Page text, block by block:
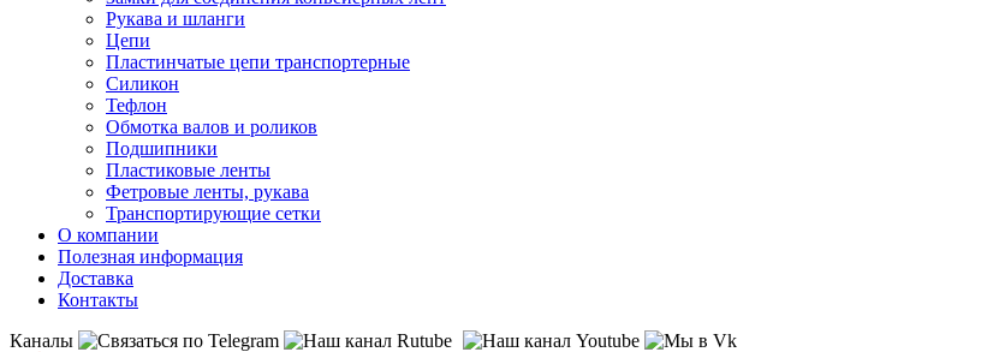
Рукава и шланги
Цепи
Пластинчатые цепи транспортерные
Силикон
Тефлон
Обмотка валов и роликов
Подшипники
Пластиковые ленты
Фетровые ленты, рукава
Транспортирующие сетки
О компании
Полезная информация
Доставка
Контакты
Каналы